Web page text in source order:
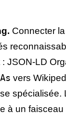
Connecter
JSON-LD
vers
spécialisée.
à un